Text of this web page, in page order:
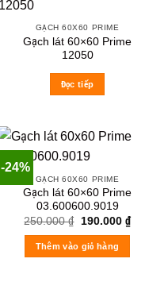
GẠCH 60X60 PRIME
Gạch lát 60×60 Prime
12050
Đọc tiếp
-24%
GẠCH 60X60 PRIME
Gạch lát 60×60 Prime
03.600600.9019
250.000₫
Original
was:
250.000 ₫.
190.000 ₫Current
price
Thêm vào giỏ hàng